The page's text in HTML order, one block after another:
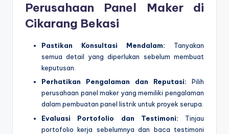
Perusahaan Panel Maker di
Cikarang Bekasi
Pastikan Konsultasi Mendalam: Tanyakan
semua detail yang diperlukan sebelum membuat
keputusan.
Perhatikan Pengalaman dan Reputasi: Pilih
perusahaan panel maker yang memiliki pengalaman
dalam pembuatan panel listrik untuk proyek serupa.
Evaluasi Portofolio dan Testimoni: Tinjau
portofolio kerja sebelumnya dan baca testimoni